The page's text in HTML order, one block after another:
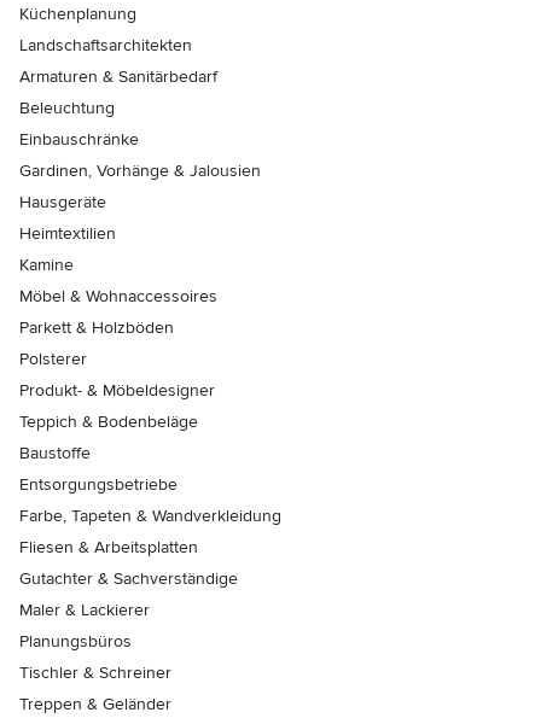
Küchenplanung
Landschaftsarchitekten
Armaturen & Sanitärbedarf
Beleuchtung
Einbauschränke
Gardinen, Vorhänge & Jalousien
Hausgeräte
Heimtextilien
Kamine
Möbel & Wohnaccessoires
Parkett & Holzböden
Polsterer
Produkt- & Möbeldesigner
Teppich & Bodenbeläge
Baustoffe
Entsorgungsbetriebe
Farbe, Tapeten & Wandverkleidung
Fliesen & Arbeitsplatten
Gutachter & Sachverständige
Maler & Lackierer
Planungsbüros
Tischler & Schreiner
Treppen & Geländer